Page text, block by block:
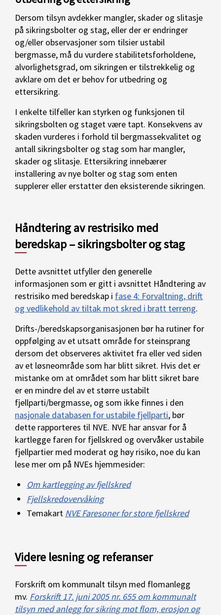
Dersom tilsyn avdekker mangler, skader og slitasje
på sikringsbolter og stag, eller der er endringer
og/eller observasjoner som tilsier ustabil
bergmasse, må du vurdere stabilitetsforholdene,
alvorlighetsgrad, om sikringen er tilstrekkelig og
avklare om det er behov for utbedring og
ettersikring.
I enkelte tilfeller kan styrken og funksjonen til
sikringsbolten og staget være tapt. Konsekvens av
skaden vurderes i forhold til bergmassekvalitet og
antall sikringsbolter og stag som har mangler,
skader og slitasje. Ettersikring innebærer
installering av nye bolter og stag som enten
supplerer eller erstatter den eksisterende sikringen.
Håndtering av restrisiko med
beredskap – sikringsbolter og stag
Dette avsnittet utfyller den generelle
informasjonen som er gitt i avsnittet Håndtering av
restrisiko med beredskap i fase 4: Forvaltning, drift
og vedlikehold av tiltak mot skred i bratt terreng.
Drifts-/beredskapsorganisasjonen bør ha rutiner for
oppfølging av et utsatt område for steinsprang
dersom det observeres aktivitet fra eller ved siden
av et løsneområde som har blitt sikret. Hvis det er
mistanke om at området som har blitt sikret bare
er en mindre del av et større ustabilt
fjellparti/bergmasse, og som ikke finnes i den
nasjonale databasen for ustabile fjellparti, bør
dette rapporteres til NVE. NVE har ansvar for å
kartlegge faren for fjellskred og overvåker ustabile
fjellpartier med moderat og høy risiko, noe du kan
lese mer om på NVEs hjemmesider:
Om kartlegging av fjellskred
Fjellskredovervåking
Temakart NVE Faresoner for store fjellskred
Videre lesning og referanser
Forskrift om kommunalt tilsyn med flomanlegg
mv. Forskrift 17. juni 2005 nr. 655 om kommunalt
tilsyn med anlegg for sikring mot flom, erosjon og